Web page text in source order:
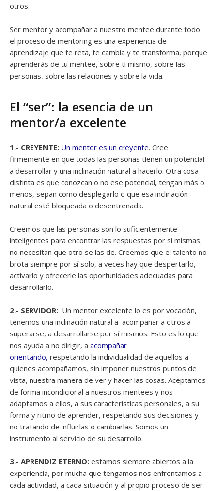
otros.
Ser mentor y acompañar a nuestro mentee durante todo
el proceso de mentoring es una experiencia de
aprendizaje que te reta, te cambia y te transforma, porque
aprenderás de tu mentee, sobre ti mismo, sobre las
personas, sobre las relaciones y sobre la vida.
El “ser”: la esencia de un
mentor/a excelente
1.- CREYENTE: Un mentor es un creyente. Cree
firmemente en que todas las personas tienen un potencial
a desarrollar y una inclinación natural a hacerlo. Otra cosa
distinta es que conozcan o no ese potencial, tengan más o
menos, sepan como desplegarlo o que esa inclinación
natural esté bloqueada o desentrenada.
Creemos que las personas son lo suficientemente
inteligentes para encontrar las respuestas por sí mismas,
no necesitan que otro se las de. Creemos que el talento no
brota siempre por sí solo, a veces hay que despertarlo,
activarlo y ofrecerle las oportunidades adecuadas para
desarrollarlo.
2.- SERVIDOR: Un mentor excelente lo es por vocación,
tenemos una inclinación natural a acompañar a otros a
superarse, a desarrollarse por sí mismos. Esto es lo que
nos ayuda a no dirigir, a acompañar
orientando, respetando la individualidad de aquellos a
quienes acompañamos, sin imponer nuestros puntos de
vista, nuestra manera de ver y hacer las cosas. Aceptamos
de forma incondicional a nuestros mentees y nos
adaptamos a ellos, a sus características personales, a su
forma y ritmo de aprender, respetando sus decisiones y
no tratando de influirlas o cambiarlas. Somos un
instrumento al servicio de su desarrollo.
3.- APRENDIZ ETERNO: estamos siempre abiertos a la
experiencia, por mucha que tengamos nos enfrentamos a
cada actividad, a cada situación y al propio proceso de ser